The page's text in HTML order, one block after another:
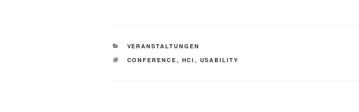
KATEGORIEN
VERANSTALTUNGEN
SCHLAGWÖRTER
CONFERENCE , HCI , USABILITY